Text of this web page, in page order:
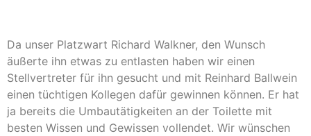
Da unser Platzwart Richard Walkner, den Wunsch
äußerte ihn etwas zu entlasten haben wir einen
Stellvertreter für ihn gesucht und mit Reinhard Ballwein
einen tüchtigen Kollegen dafür gewinnen können. Er hat
ja bereits die Umbautätigkeiten an der Toilette mit
besten Wissen und Gewissen vollendet. Wir wünschen